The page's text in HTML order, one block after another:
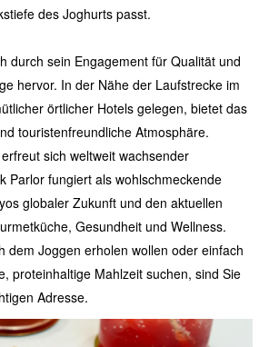
des Joghurts passt.
durch sein Engagement für Qualität und
hervor. In der Nähe der Laufstrecke im
örtlicher Hotels gelegen, bietet das
touristenfreundliche Atmosphäre.
sich weltweit wachsender
Parlor fungiert als wohlschmeckende
globaler Zukunft und den aktuellen
Gesundheit und Wellness.
dem Joggen erholen wollen oder einfach
proteinhaltige Mahlzeit suchen, sind Sie
Adresse.